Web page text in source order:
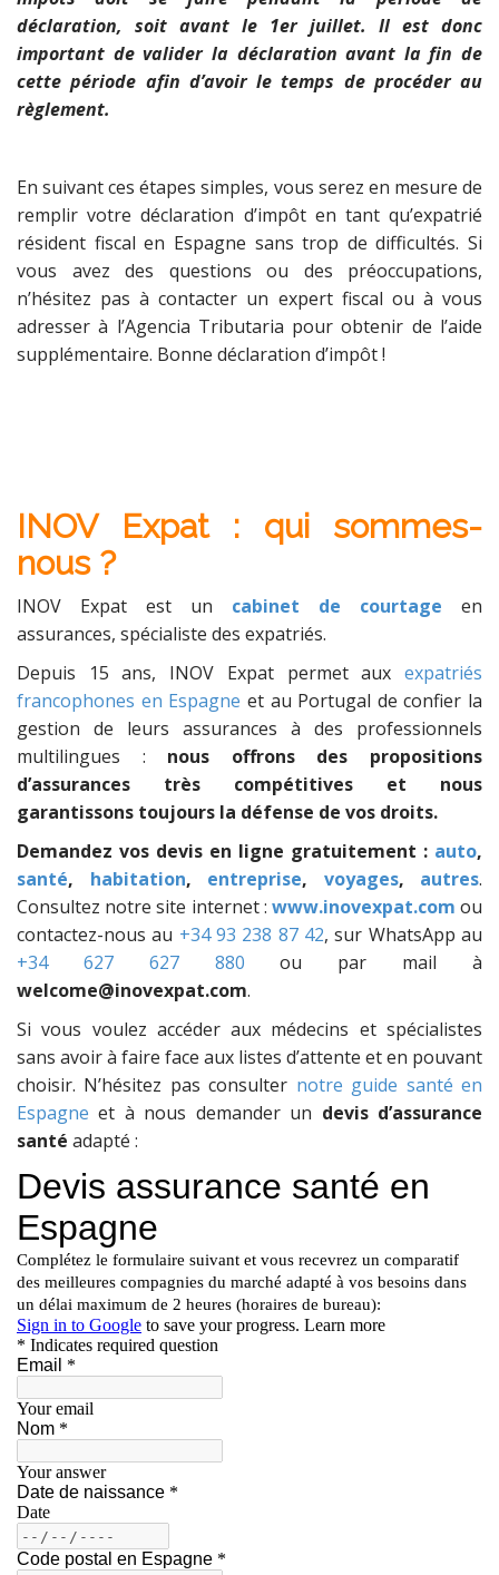
déclaration, soit avant le 1er juillet. Il est donc
important de valider la déclaration avant la fin de
cette période afin d’avoir le temps de procéder au
règlement.
En suivant ces étapes simples, vous serez en mesure de
remplir votre déclaration d’impôt en tant qu’expatrié
résident fiscal en Espagne sans trop de difficultés. Si
vous avez des questions ou des préoccupations,
n’hésitez pas à contacter un expert fiscal ou à vous
adresser à l’Agencia Tributaria pour obtenir de l’aide
supplémentaire. Bonne déclaration d’impôt !
INOV Expat : qui sommes-
nous?
INOV Expat est un cabinet de courtage en
assurances, spécialiste des expatriés.
Depuis 15 ans, INOV Expat permet aux expatriés
francophones en Espagne et au Portugal de confier la
gestion de leurs assurances à des professionnels
multilingues : nous offrons des propositions
d’assurances très compétitives et nous
garantissons toujours la défense de vos droits.
Demandez vos devis en ligne gratuitement : auto,
santé, habitation, entreprise, voyages, autres.
Consultez notre site internet : www.inovexpat.com ou
contactez-nous au +34 93 238 87 42, sur WhatsApp au
+34 627 627 880 ou par mail à
welcome@inovexpat.com.
Si vous voulez accéder aux médecins et spécialistes
sans avoir à faire face aux listes d’attente et en pouvant
choisir. N’hésitez pas consulter notre guide santé en
Espagne et à nous demander un devis d’assurance
santé adapté :